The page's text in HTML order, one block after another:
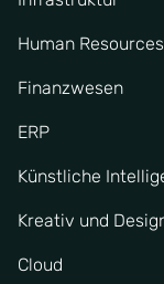
Human Resources
Finanzwesen
ERP
Künstliche
Kreativ und
Cloud